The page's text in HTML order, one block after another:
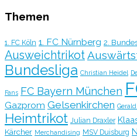
Themen
1. FC Köln 1. FC Nürnberg 2.
Ausweichtrikot
Bundesliga Christian Heidel
Fans FC Bayern München
Gazprom Gelsenkirchen
Heimtrikot Julian Draxler
Kärcher Merchandising MSV Duisburg